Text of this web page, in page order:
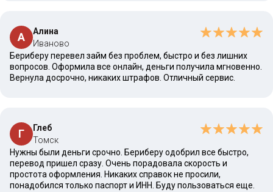
А
Алина
Иваново
Бериберу перевел займ без проблем, быстро и без лишних
вопросов. Оформила все онлайн, деньги получила мгновенно.
Вернула досрочно, никаких штрафов. Отличный сервис.
Г
Глеб
Томск
Нужны были деньги срочно. Бериберу одобрил все быстро,
перевод пришел сразу. Очень порадовала скорость и
простота оформления. Никаких справок не просили,
понадобился только паспорт и ИНН. Буду пользоваться еще.